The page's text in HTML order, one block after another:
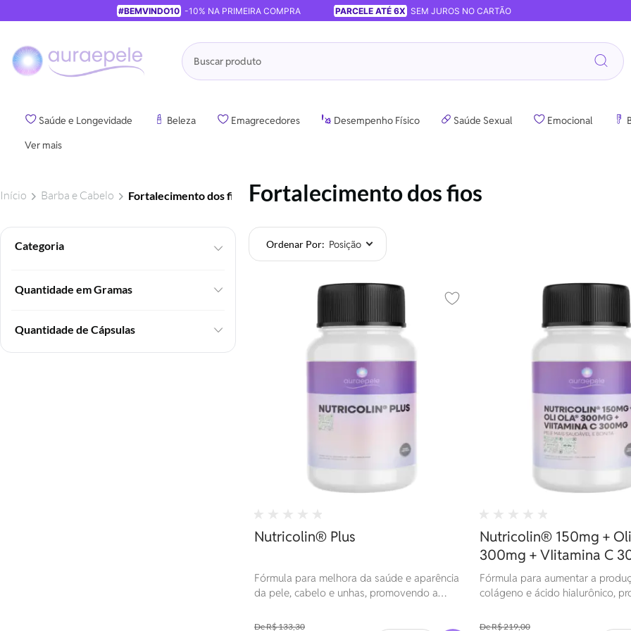
#BEMVINDO10 -10% NA PRIMEIRA COMPRA PARCELE ATÉ 6X SEM JUROS NO CARTÃO
Pesquisa
Saúde e Longevidade Beleza Emagrecedores Desempenho Físico Saúde Sexual Emocional
Ver mais
Fortalecimento dos fios
Foram
encontrados:
Ordenar Por
Nutricolin® Plus
Fórmula para melhora da saúde e aparência
da pele, cabelo e unhas, promovendo a
tecidos, além de fortalecer a estrutura e
Adicionar aos favoritos
R$ 133,30
Nutricolin® 150mg +
300mg + VIitamina C
(Pele mais Saudável e
Fórmula para aumentar a
colágeno e ácido hialurônico,
resultando em uma pele mais
R$ 219,00
Início Barba e Cabelo Fortalecimento dos fios
Quantidade em Gramas
Quantidade de Cápsulas